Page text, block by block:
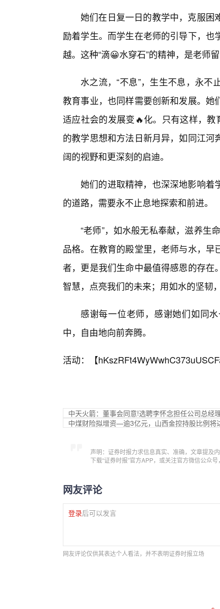
她们在日复一日的教学中，克服困
励着学生。而学生在老师的引导下，
越。这种“滴😀水穿石”的精神，是老师
水之流，“不息”，生生不息，永
教育事业，也同样需要创新和发展。
适应社会的发展变🔥化。只有这样，
的教学思想和方法日新月异，如同江
阔的视野和更深刻的启迪。
她们的进取精神，也深深地影响着
的道路，需要永不止息地探索和前进。
“老师”，如水般无私奉献，滋养生
品格。在教育的殿堂里，老师与水，
者，更是我们生命中最值得感恩的存
智慧，点亮我们的未来；用如水的坚韧
感谢每一位老师，感谢她们如同
中，自由地向前奔腾。
活动：【
中天火箭：董事会同意!选聘李怀念担任公司总经
中煤财险拟增资—逾3亿元，山西金控持股比例将
声明：证券时报力求信息真实、准确，文章提及
下载“证券时报”官方APP，或关注官方微信公众
网友评论
登录后可以发言
网友评论仅供其表达个人看法，并不表明证券时报立场